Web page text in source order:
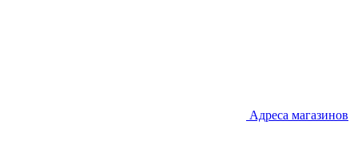
Адреса магазинов